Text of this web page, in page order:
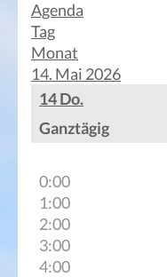
Agenda
Tag
Monat
14. Mai 2026
14Do.
Ganztägig
0:00
1:00
2:00
3:00
4:00